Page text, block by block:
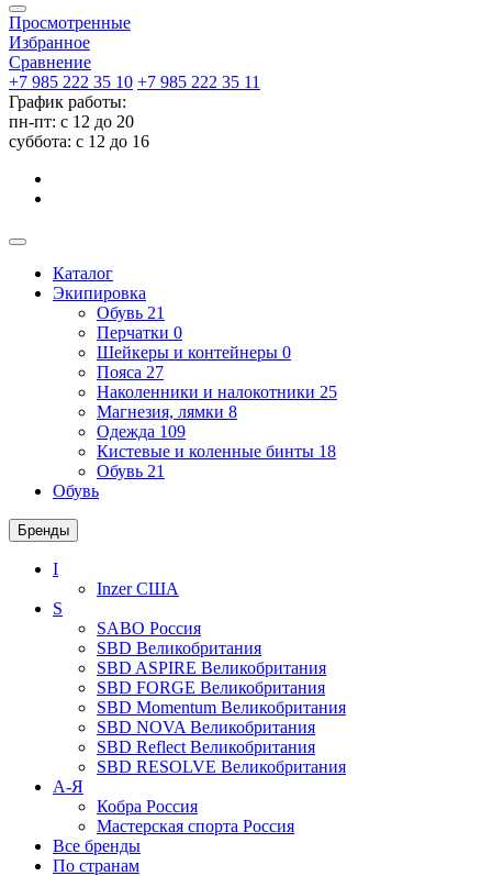
Просмотренные
Избранное
Сравнение
+7 985 222 35 10 +7 985 222 35 11
График работы:
пн-пт: с 12 до 20
суббота: c 12 до 16
Каталог
Экипировка
Обувь 21
Перчатки 0
Шейкеры и контейнеры 0
Пояса 27
Наколенники и налокотники 25
Магнезия, лямки 8
Одежда 109
Кистевые и коленные бинты 18
Обувь 21
Обувь
Бренды
I
InzerСША
S
SABO Россия
SBD Великобритания
SBD ASPIRE Великобритания
SBD FORGE Великобритания
SBD Momentum Великобритания
SBD NOVA Великобритания
SBD Reflect Великобритания
SBD RESOLVE Великобритания
А-Я
Кобра Россия
Мастерская спорта Россия
Все бренды
По странам